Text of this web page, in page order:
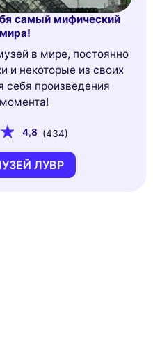
самый мифический
в мире, постоянно
и некоторые из своих
себя произведения
4,8 (434)
ЛУВР